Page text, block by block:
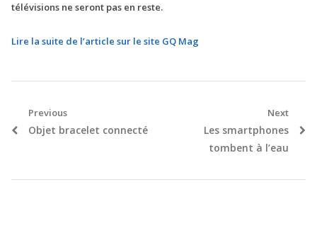
télévisions ne seront pas en reste.
Lire la suite de l’article sur le site GQ Mag
Navigation
de
Previous
Previous
Objet bracelet connecté
Next
Next
post:
Les smartphones
tombent à l’eau